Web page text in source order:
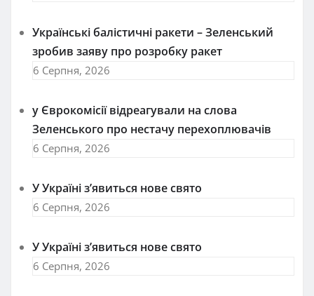
Українські балістичні ракети – Зеленський
зробив заяву про розробку ракет
6 Серпня, 2026
у Єврокомісії відреагували на слова
Зеленського про нестачу перехоплювачів
6 Серпня, 2026
У Україні з’явиться нове свято
6 Серпня, 2026
У Україні з’явиться нове свято
6 Серпня, 2026